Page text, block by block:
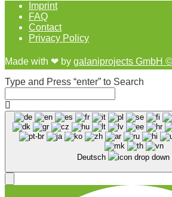
Imprint
FAQ
Contact
Privacy Policy
Made with ❤︎ by galaniprojects GmbH
Type and Press “enter” to Search
Deutsch